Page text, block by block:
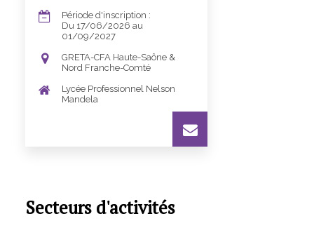
Période d'inscription :
Du 17/06/2026 au
01/09/2027
GRETA-CFA Haute-Saône &
Nord Franche-Comté
Lycée Professionnel Nelson
Mandela
Secteurs d'activités